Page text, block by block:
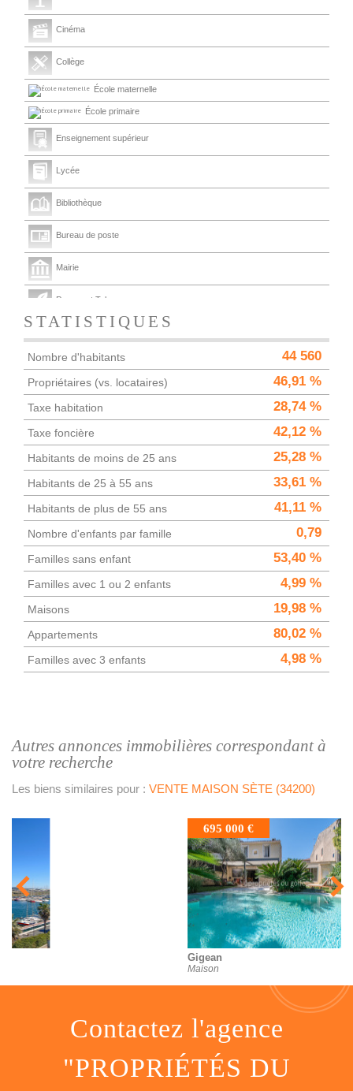
Cinéma
Collège
École maternelle
École primaire
Enseignement supérieur
Lycée
Bibliothèque
Bureau de poste
Mairie
Presse et Tabac
STATISTIQUES
Nombre d'habitants 44 560
Propriétaires (vs. locataires) 46,91 %
Taxe habitation 28,74 %
Taxe foncière 42,12 %
Habitants de moins de 25 ans 25,28 %
Habitants de 25 à 55 ans 33,61 %
Habitants de plus de 55 ans 41,11 %
Nombre d'enfants par famille 0,79
Familles sans enfant 53,40 %
Familles avec 1 ou 2 enfants 4,99 %
Maisons 19,98 %
Appartements 80,02 %
Familles avec 3 enfants 4,98 %
autres annonces immobilières correspondant à
votre recherche
Les biens similaires pour : VENTE MAISON SÈTE (34200)
contactez l'agence
"PROPRIÉTÉS DU